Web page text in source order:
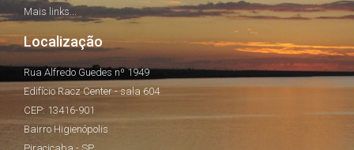
Mais links...
Localização
Rua Alfredo Guedes nº 1949
Edifício Racz Center - sala 604
CEP: 13416-901
Bairro Higienópolis